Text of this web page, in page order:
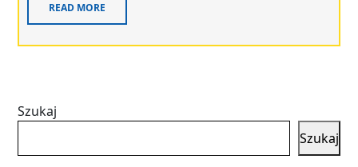
READ MORE
Szukaj
Szukaj